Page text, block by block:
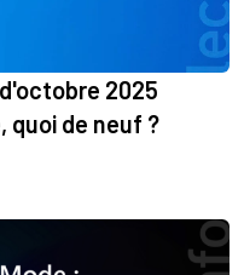
2025
quoi de neuf ?